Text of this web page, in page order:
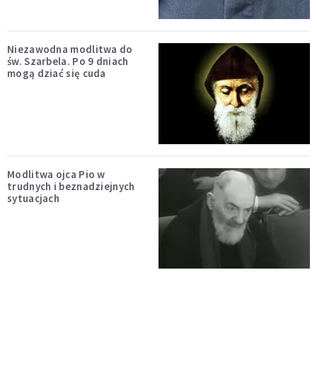
Niezawodna modlitwa do
św. Szarbela. Po 9 dniach
mogą dziać się cuda
Modlitwa ojca Pio w
trudnych i beznadziejnych
sytuacjach